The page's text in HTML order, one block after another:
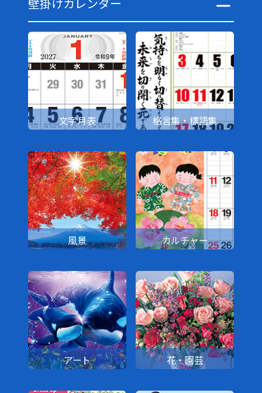
壁掛けカレンダー
文字月表 格言集・標語集
風景 カルチャー
アート 花・園芸